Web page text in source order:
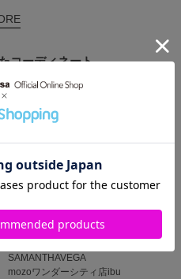
コーディネート
SAMANTHAVEGA
mozoワンダーシティ店ibu